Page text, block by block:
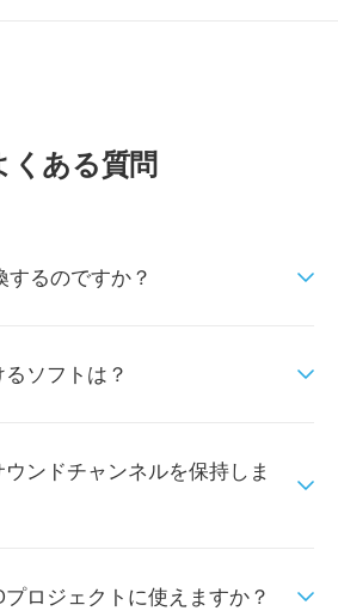
くある質問
するのですか？
ソフトは？
ンドチャンネルを保持しま
ロジェクトに使えますか？